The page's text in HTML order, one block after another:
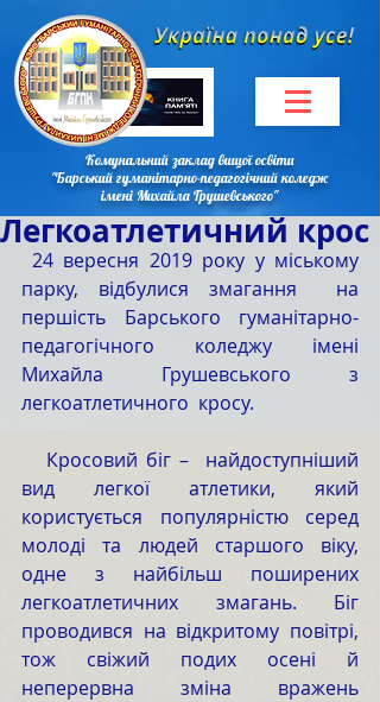
Комунальний заклад вищої освіти
"Барський гуманітарно-педагогічний коледж
імені Михайла Грушевського"
Легкоатлетичний крос
парку, відбулися змагання  на
першість Барського гуманітарно-
педагогічного коледжу імені
Михайла Грушевського з
легкоатлетичного  кросу.
вид легкої атлетики, який
користується популярністю серед
молоді та людей старшого віку,
одне з найбільш поширених
легкоатлетичних змагань. Біг
проводився на відкритому повітрі,
тож свіжий подих осені й
неперервна зміна вражень